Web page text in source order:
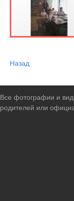
Назад
Все фотографии и
родителей или